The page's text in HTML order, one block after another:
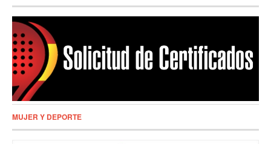
MUJER Y DEPORTE